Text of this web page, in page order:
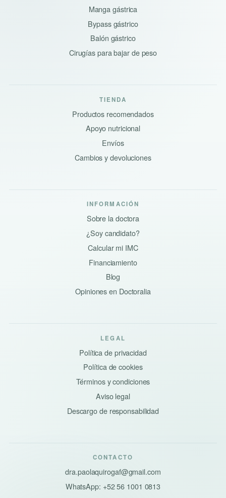
Manga gástrica
Bypass gástrico
Balón gástrico
Cirugías para bajar de peso
TIENDA
Productos recomendados
Apoyo nutricional
Envíos
Cambios y devoluciones
INFORMACIÓN
Sobre la doctora
¿Soy candidato?
Calcular mi IMC
Financiamiento
Blog
Opiniones en Doctoralia
LEGAL
Política de privacidad
Política de cookies
Términos y condiciones
Aviso legal
Descargo de responsabilidad
CONTACTO
dra.paolaquirogaf@gmail.com
WhatsApp: +52 56 1001 0813